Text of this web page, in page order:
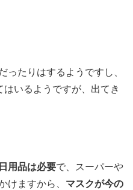
ったりはするようですし、
はいるようですが、出てき
用品は必要で、スーパーや
けますから、 マスクが今の